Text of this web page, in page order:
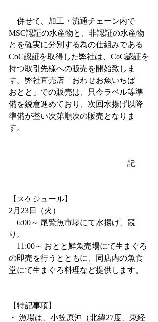
併せて、加工・流通チェーン内で
MSC認証の水産物と、非認証の水産物
とを確実に分別する為の仕組みである
CoC認証を取得した弊社は、CoC認証を
持つ取引先様への販売を開始致しま
す。弊社直売店「おわせお魚いちば
おとと」での販売は、只今ラベル等準
備を鋭意進めており、次回水揚げ以降
準備が整い次第順次の販売となりま
す。
記
【スケジュール】
2月23日（火）
り。
の即売を行うとともに、同店内の魚食
堂にて生まぐろ料理など提供します。
【特記事項】
・ 漁場は、小笠原沖（北緯27度、東経